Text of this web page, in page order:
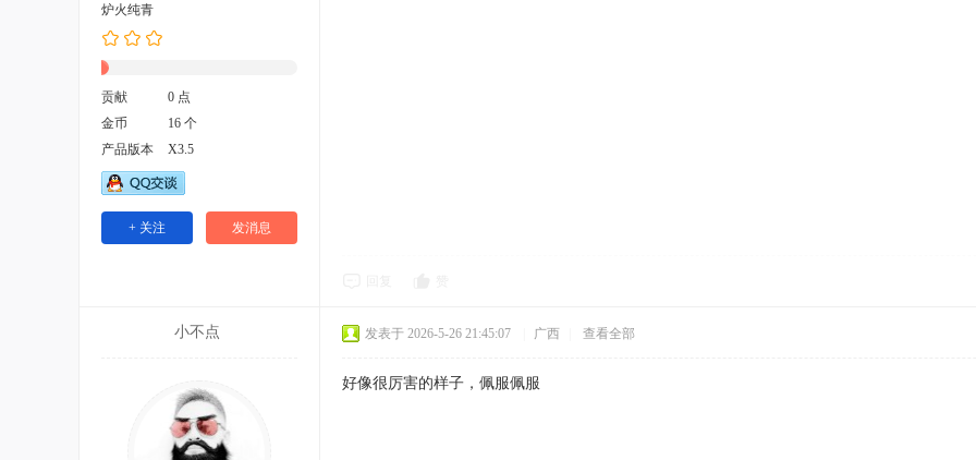
炉火纯青
贡献
0 点
金币
16 个
产品版本
X3.5
+ 关注 发消息
小不点 发表于 2026-5-26 21:45:07 广西 查看全部
好像很厉害的样子，佩服佩服